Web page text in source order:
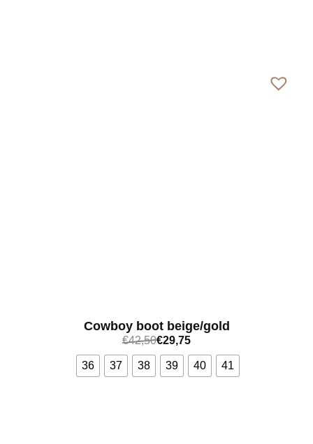
Cowboy boot beige/gold
€42,50€29,75
36 37 38 39 40 41